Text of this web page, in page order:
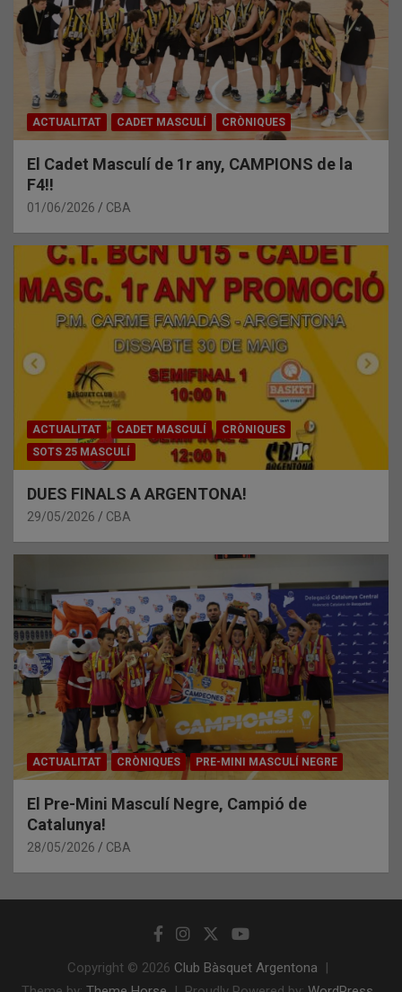
ACTUALITAT CADET MASCULÍ CRÒNIQUES
El Cadet Masculí de 1r any, CAMPIONS de la
F4!!
01/06/2026 CBA
ACTUALITAT CADET MASCULÍ
CRÒNIQUES
SOTS 25 MASCULÍ
DUES FINALS A ARGENTONA!
29/05/2026 CBA
ACTUALITAT CRÒNIQUES PRE-MINI MASCULÍ NEGRE
El Pre-Mini Masculí Negre, Campió de
Catalunya!
28/05/2026 CBA
Copyright © 2026 Club Bàsquet Argentona